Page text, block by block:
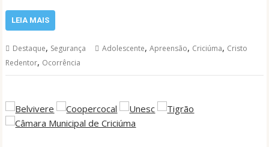
LEIA MAIS
Destaque, Segurança Adolescente,Apreensão, Criciúma, Cristo
Redentor, Ocorrência